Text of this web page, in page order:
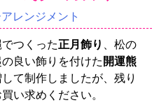
レンジメント
つくった正月飾り 、松の
良い飾りを付けた開運熊
て制作しましたが、残り
い求めください。